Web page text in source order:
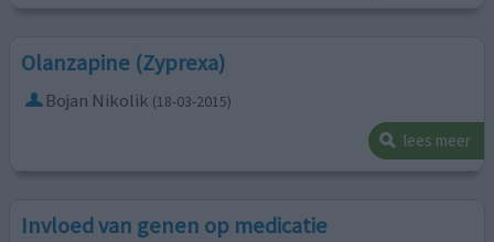
Olanzapine (Zyprexa)
Bojan Nikolik (18-03-2015)
lees meer
Invloed van genen op medicatie